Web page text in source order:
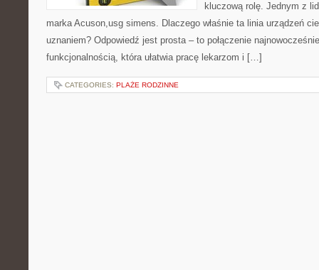
kluczową rolę. Jednym z
marka Acuson,usg simens. Dlaczego właśnie ta linia urządzeń
uznaniem? Odpowiedź jest prosta – to połączenie
funkcjonalnością, która ułatwia pracę lekarzom i […]
CATEGORIES: PLAŻE RODZINNE